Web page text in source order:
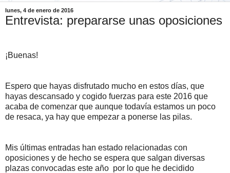
lunes, 4 de enero de 2016
Entrevista: prepararse unas oposiciones
¡Buenas!
Espero que hayas disfrutado mucho en estos días, que
hayas descansado y cogido fuerzas para este 2016 que
acaba de comenzar que aunque todavía estamos un poco
de resaca, ya hay que empezar a ponerse las pilas.
Mis últimas entradas han estado relacionadas con
oposiciones y de hecho se espera que salgan diversas
plazas convocadas este año por lo que he decidido